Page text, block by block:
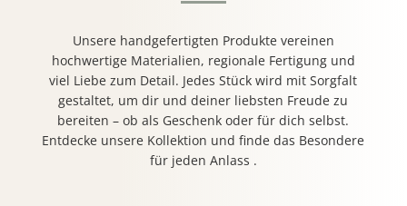
Unsere handgefertigten Produkte vereinen
hochwertige Materialien, regionale Fertigung und
viel Liebe zum Detail. Jedes Stück wird mit Sorgfalt
gestaltet, um dir und deiner liebsten Freude zu
bereiten – ob als Geschenk oder für dich selbst.
Entdecke unsere Kollektion und finde das Besondere
für jeden Anlass .